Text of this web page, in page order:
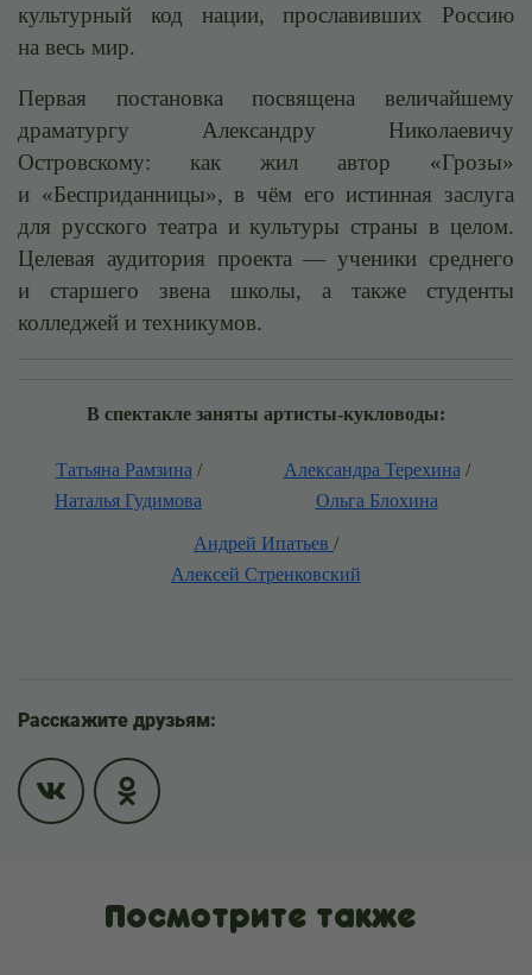
культурный код нации, прославивших Россию
на весь мир.
Первая постановка посвящена величайшему
драматургу Александру Николаевичу
Островскому: как жил автор «Грозы»
и «Бесприданницы», в чём его истинная заслуга
для русского театра и культуры страны в целом.
Целевая аудитория проекта — ученики среднего
и старшего звена школы, а также студенты
колледжей и техникумов.
В спектакле заняты артисты-кукловоды:
Татьяна Рамзина /
Наталья Гудимова
Александра Терехина /
Ольга Блохина
Андрей Ипатьев /
Алексей Стренковский
Расскажите друзьям:
Посмотрите также